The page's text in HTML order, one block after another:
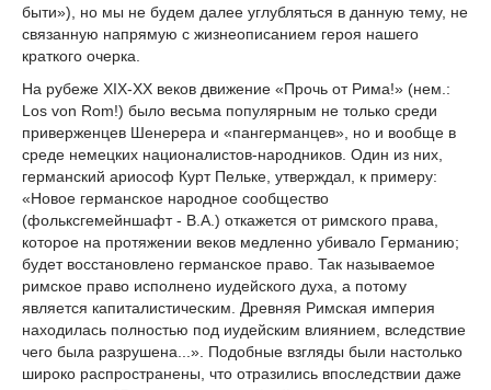
быти»), но мы не будем далее углубляться в данную тему, не
связанную напрямую с жизнеописанием героя нашего
краткого очерка.
На рубеже XIX-XX веков движение «Прочь от Рима!» (нем.:
Los von Rom!) было весьма популярным не только среди
приверженцев Шенерера и «пангерманцев», но и вообще в
среде немецких националистов-народников. Один из них,
германский ариософ Курт Пельке, утверждал, к примеру:
«Новое германское народное сообщество
(фольксгемейншафт - В.А.) откажется от римского права,
которое на протяжении веков медленно убивало Германию;
будет восстановлено германское право. Так называемое
римское право исполнено иудейского духа, а потому
является капиталистическим. Древняя Римская империя
находилась полностью под иудейским влиянием, вследствие
чего была разрушена...». Подобные взгляды были настолько
широко распространены, что отразились впоследствии даже